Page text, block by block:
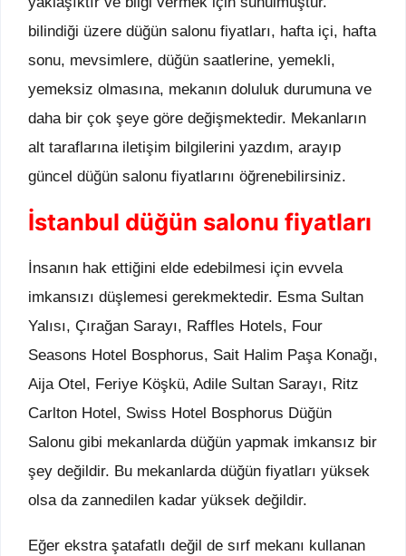
bilindiği üzere düğün salonu fiyatları, hafta içi, hafta
sonu, mevsimlere, düğün saatlerine, yemekli,
yemeksiz olmasına, mekanın doluluk durumuna ve
daha bir çok şeye göre değişmektedir. Mekanların
alt taraflarına iletişim bilgilerini yazdım, arayıp
güncel düğün salonu fiyatlarını öğrenebilirsiniz.
İstanbul düğün salonu fiyatları
İnsanın hak ettiğini elde edebilmesi için evvela
imkansızı düşlemesi gerekmektedir. Esma Sultan
Yalısı, Çırağan Sarayı, Raffles Hotels, Four
Seasons Hotel Bosphorus, Sait Halim Paşa Konağı,
Aija Otel, Feriye Köşkü, Adile Sultan Sarayı, Ritz
Carlton Hotel, Swiss Hotel Bosphorus Düğün
Salonu gibi mekanlarda düğün yapmak imkansız bir
şey değildir. Bu mekanlarda düğün fiyatları yüksek
olsa da zannedilen kadar yüksek değildir.
Eğer ekstra şatafatlı değil de sırf mekanı kullanan